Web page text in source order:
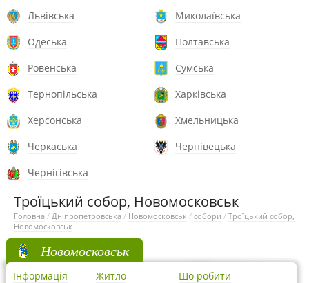
Львівська
Миколаївська
Одеська
Полтавська
Ровенська
Сумська
Тернопільська
Харківська
Херсонська
Хмельницька
Черкаська
Чернівецька
Чернігівська
Троїцький собор, Новомосковськ
Головна / Дніпропетровська / Новомосковськ / собори / Троїцький собор,
Новомосковськ
Новомосковськ
Інформація Житло Що робити